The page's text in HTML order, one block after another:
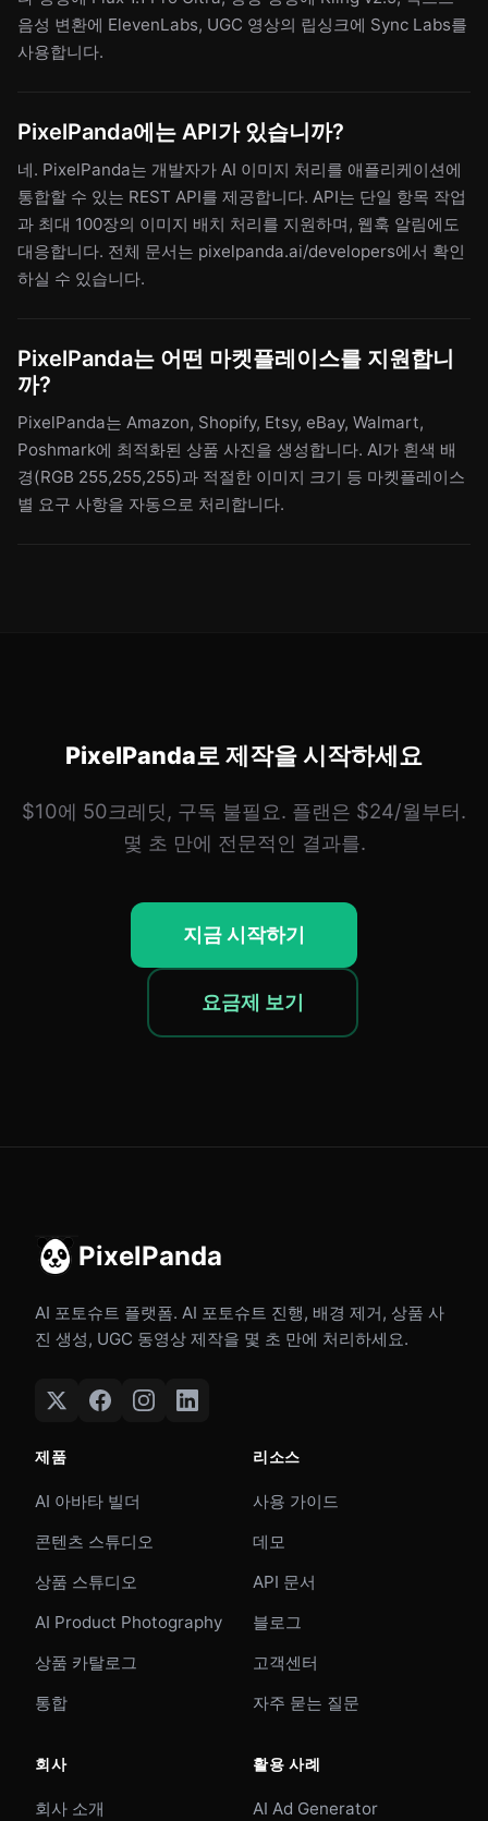
음성 변환에 ElevenLabs, UGC 영상의 립싱크에 Sync Labs를
사용합니다.
PixelPanda에는 API가 있습니까?
네. PixelPanda는 개발자가 AI 이미지 처리를 애플리케이션에
통합할 수 있는 REST API를 제공합니다. API는 단일 항목 작업
과 최대 100장의 이미지 배치 처리를 지원하며, 웹훅 알림에도
대응합니다. 전체 문서는 pixelpanda.ai/developers에서 확인
하실 수 있습니다.
PixelPanda는 어떤 마켓플레이스를 지원합니
까?
PixelPanda는 Amazon, Shopify, Etsy, eBay, Walmart,
Poshmark에 최적화된 상품 사진을 생성합니다. AI가 흰색 배
경(RGB 255,255,255)과 적절한 이미지 크기 등 마켓플레이스
별 요구 사항을 자동으로 처리합니다.
PixelPanda로 제작을 시작하세요
$10에 50크레딧, 구독 불필요. 플랜은 $24/월부터.
몇 초 만에 전문적인 결과를.
지금 시작하기
요금제 보기
PixelPanda
AI 포토슈트 플랫폼. AI 포토슈트 진행, 배경 제거, 상품 사
진 생성, UGC 동영상 제작을 몇 초 만에 처리하세요.
제품
AI 아바타 빌더
콘텐츠 스튜디오
상품 스튜디오
AI Product Photography
상품 카탈로그
통합
리소스
사용 가이드
데모
API 문서
블로그
고객센터
자주 묻는 질문
회사
회사 소개
활용 사례
AI Ad Generator